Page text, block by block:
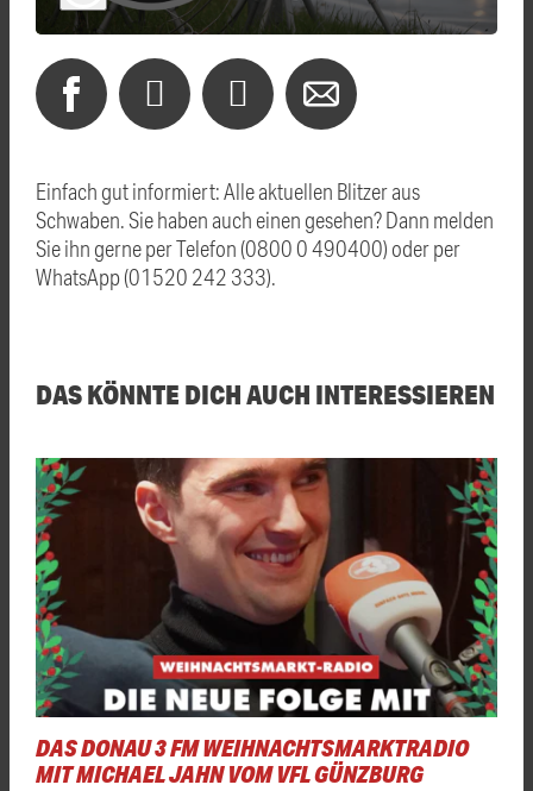
Einfach gut informiert: Alle aktuellen Blitzer aus
Schwaben. Sie haben auch einen gesehen? Dann melden
Sie ihn gerne per Telefon (0800 0 490400) oder per
WhatsApp (01520 242 333).
DAS KÖNNTE DICH AUCH INTERESSIEREN
DAS DONAU 3 FM WEIHNACHTSMARKTRADIO
MIT MICHAEL JAHN VOM VFL GÜNZBURG